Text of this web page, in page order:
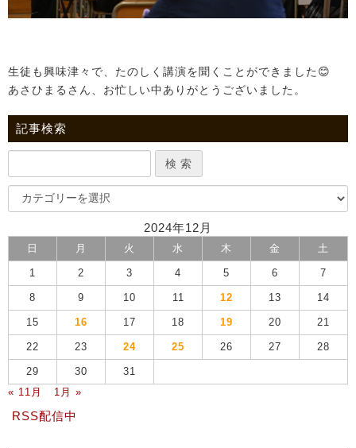
生徒も興味津々で、たのしく講演を聞くことができました😊
あさひまるさん、お忙しい中ありがとうございました。
記事検索
2024年12月
日 月 火 水 木 金 土
1 2 3 4 5 6 7
8 9 10 11 12 13 14
15 16 17 18 19 20 21
22 23 24 25 26 27 28
29 30
31
« 11月
1月 »
RSS配信中